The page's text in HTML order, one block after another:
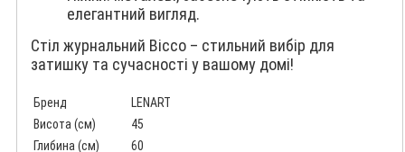
елегантний вигляд.
Стіл журнальний Віссо – стильний вибір для
затишку та сучасності у вашому домі!
Бренд
LENART
Висота (см)
45
Глибина (см)
60